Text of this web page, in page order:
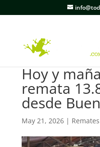
Hoy y
remata
desde
May 21, 2026| Remates